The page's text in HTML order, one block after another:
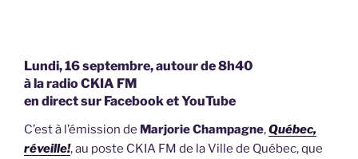
Lundi, 16 septembre, autour de 8h40
à la radio CKIA FM
en direct sur Facebook et YouTube
C’est à l’émission de Marjorie Champagne,Québec,
réveille!, au poste CKIA FM de la Ville de Québec, que